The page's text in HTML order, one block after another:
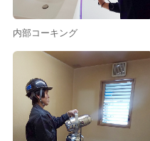
内部コーキング